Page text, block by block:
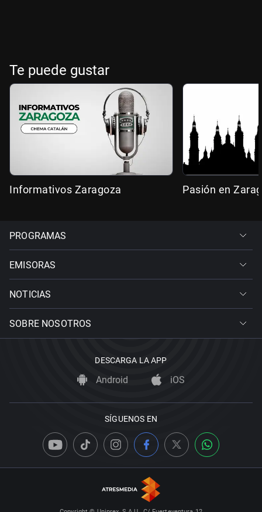
Te puede gustar
Informativos Zaragoza Pasión en
PROGRAMAS
EMISORAS
NOTICIAS
SOBRE NOSOTROS
DESCARGA LA APP
Android iOS
SÍGUENOS EN